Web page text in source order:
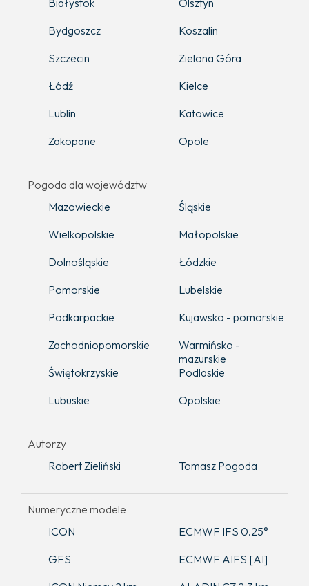
Bydgoszcz
Koszalin
Szczecin
Zielona Góra
Łódź
Kielce
Lublin
Katowice
Zakopane
Opole
Pogoda dla województw
Mazowieckie
Śląskie
Wielkopolskie
Małopolskie
Dolnośląskie
Łódzkie
Pomorskie
Lubelskie
Podkarpackie
Kujawsko - pomorskie
Zachodniopomorskie
Warmińsko -
mazurskie
Świętokrzyskie
Podlaskie
Lubuskie
Opolskie
Autorzy
Robert Zieliński
Tomasz Pogoda
Numeryczne modele
ICON
ECMWF IFS 0.25°
GFS
ECMWF AIFS [AI]